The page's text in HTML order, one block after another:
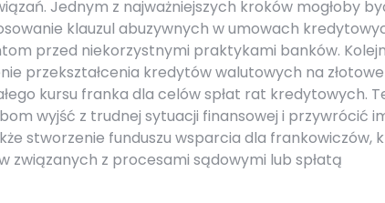
Jednym z najważniejszych kroków mogłoby
klauzul abuzywnych w umowach
przed niekorzystnymi praktykami banków.
przekształcenia kredytów walutowych na
kursu franka dla celów spłat rat kredytowych.
wyjść z trudnej sytuacji finansowej i przywrócić
stworzenie funduszu wsparcia dla frankowiczów,
związanych z procesami sądowymi lub spłatą